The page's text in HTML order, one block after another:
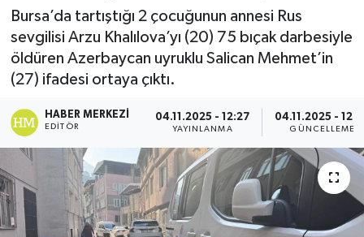
Bursa’da tartıştığı 2 çocuğunun annesi Rus
sevgilisi Arzu Khalılova’yı (20) 75 bıçak darbesiyle
öldüren Azerbaycan uyruklu Salican Mehmet’in
(27) ifadesi ortaya çıktı.
HABER MERKEZI
EDITÖR
04.11.2025 - 12:27
YAYINLANMA
04.11.2025 -
GÜNCELLEME
Dünya
Eğitim
Ekonomi
Genel
Gündem
Haber Arşivi